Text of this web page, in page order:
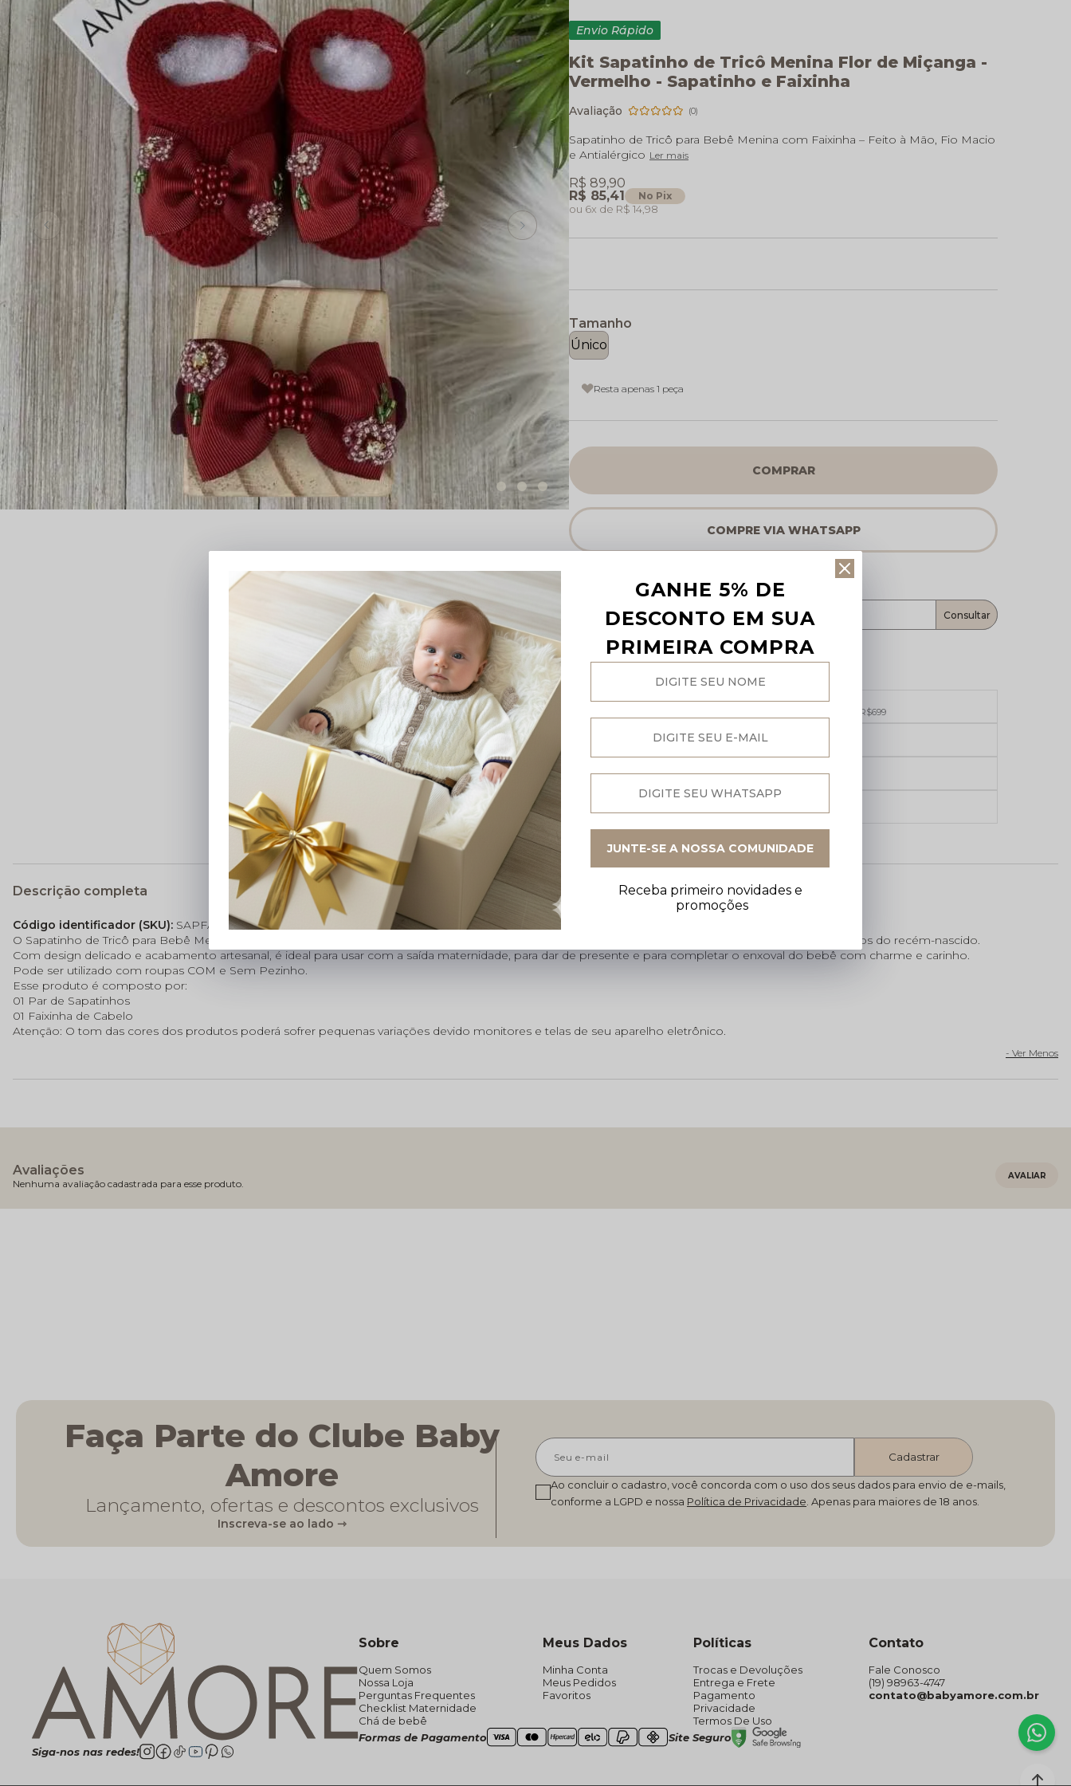
Envio Rápido
Kit Sapatinho de Tricô Menina Flor de Miçanga -
Vermelho - Sapatinho e Faixinha
(0)
Sapatinho de Tricô para Bebê Menina com Faixinha – Feito à Mão, Fio Macio
e Antialérgico Ler mais
R$ 85,41 No Pix
R$ 89,90
6x R$ 14,98
Tamanho
Único
COMPRAR
Resta apenas 1 peça
Não sei o meu CEP
Frete grátis
R$499 para sul e sudeste e demais regiões R$699
5% de desconto no
6x sem juros
Descrição completa
Código identificador (SKU): SAPFAIXA0079
O Sapatinho de Tricô para Bebê Menina Baby Amore é feito à mão com fio macio e antialérgico, garantindo conforto, beleza e proteção para os pezinhos do recém-nascido.
Com design delicado e acabamento artesanal, é ideal para usar com a saída maternidade, para dar de presente e para completar o enxoval do bebê com charme e carinho.
Pode ser utilizado com roupas COM e Sem Pezinho.
Esse produto é composto por:
01 Par de Sapatinhos
01 Faixinha de Cabelo
Atenção: O tom das cores dos produtos poderá sofrer pequenas variações devido monitores e telas de seu aparelho eletrônico.
Avaliações
Nenhuma avaliação cadastrada para esse produto.
Faça Parte do Clube Baby
Amore
Lançamento, ofertas e descontos exclusivos
Inscreva-se ao lado ⇾
Cadastrar
Ao concluir o cadastro, você concorda com o uso dos seus dados para envio de e-mails,
conforme a LGPD e nossa Política de Privacidade
Siga-nos nas redes!
Sobre
Quem Somos
Nossa Loja
Perguntas Frequentes
Checklist Maternidade
Chá de bebê
Meus Dados
Minha Conta
Meus Pedidos
Favoritos
Políticas
Trocas e Devoluções
Entrega e Frete
Pagamento
Privacidade
Termos De Uso
Contato
Fale Conosco
(19) 98963-4747
contato@babyamore.com.br
Formas de Pagamento Site Seguro
GANHE 5% DE
DESCONTO EM SUA
PRIMEIRA COMPRA
Receba primeiro novidades e
promoções
JUNTE-SE A NOSSA COMUNIDADE